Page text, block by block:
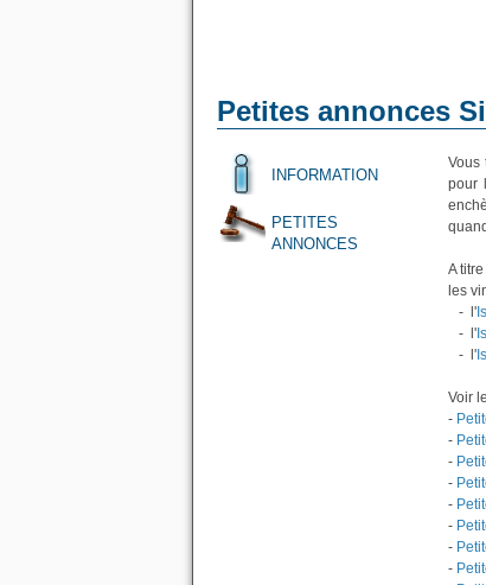
Petites annonces
INFORMATION
PETITES
ANNONCES
Vous
pour
A
les
- l'
- l'
- l'
Voir
-
-
-
-
-
-
-
-